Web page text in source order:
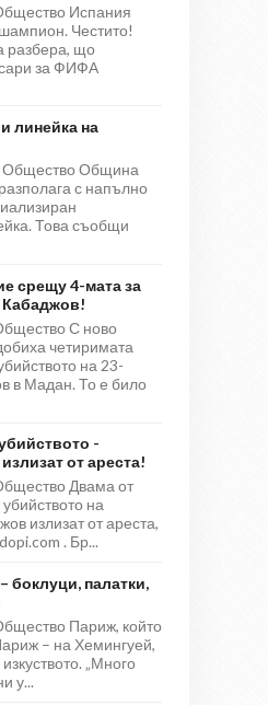
Испания
Честито!
разбера, що
за ФИФА
линейка на
Общество Община
с напълно
Това съобщи
срещу 4-мата за
Кабаджов!
С ново
четиримата
на 23-
в Мадан. То е било
-
от ареста!
Двама от
на
излизат от ареста,
. Бр...
боклуци, палатки,
Париж, който
– на Хемингуей,
„Много
у...